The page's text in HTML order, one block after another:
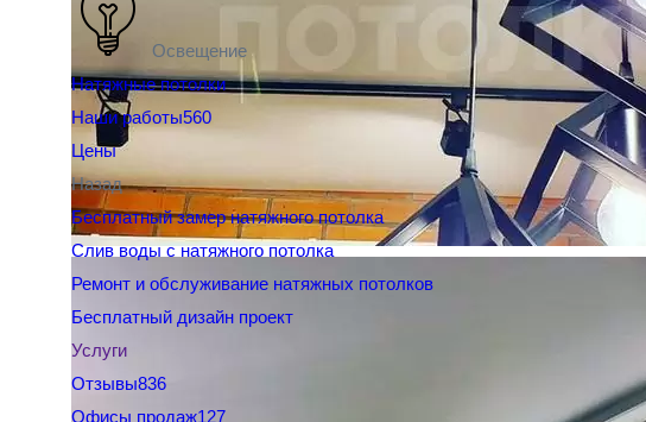
Освещение
Натяжные потолки
Наши работы560
Цены
Назад
Бесплатный замер натяжного потолка
Слив воды с натяжного потолка
Ремонт и обслуживание натяжных потолков
Бесплатный дизайн проект
Услуги
Отзывы836
Офисы продаж127